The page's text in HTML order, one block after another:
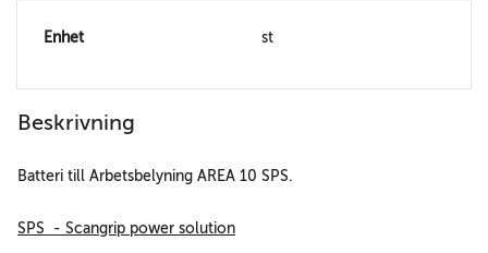
Enhet st
Beskrivning
Batteri till Arbetsbelyning AREA 10 SPS.
SPS - Scangrip power solution